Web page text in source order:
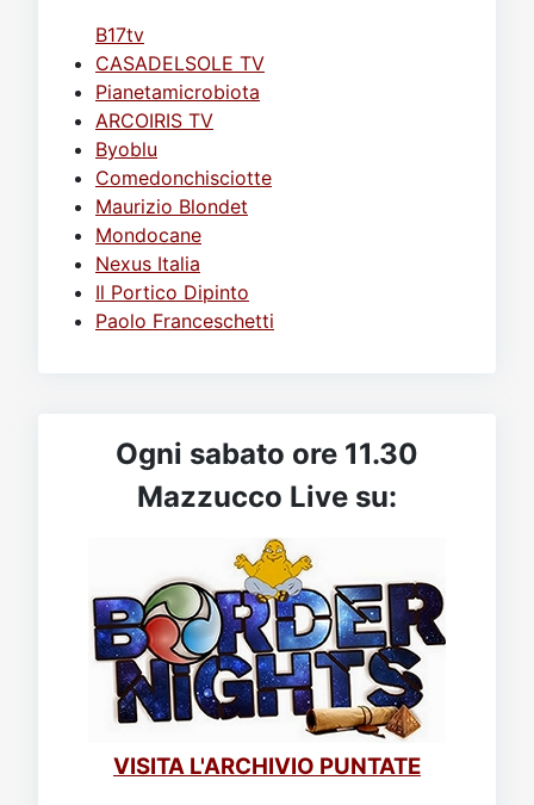
B17tv
CASADELSOLE TV
Pianetamicrobiota
ARCOIRIS TV
Byoblu
Comedonchisciotte
Maurizio Blondet
Mondocane
Nexus Italia
Il Portico Dipinto
Paolo Franceschetti
Ogni sabato ore 11.30
Mazzucco Live su:
VISITA L'ARCHIVIO PUNTATE